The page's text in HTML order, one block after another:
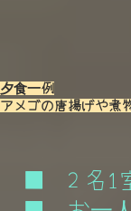
夕食一例
アメゴの唐揚げや煮
■ 2 名1